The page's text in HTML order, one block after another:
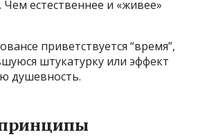
естественнее и «живее»
приветствуется “время”,
штукатурку или эффект
душевность.